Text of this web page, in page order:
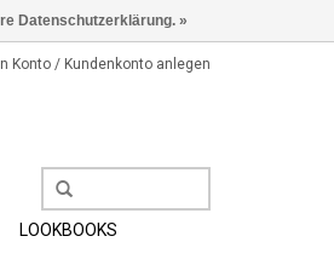
Konto / Kundenkonto anlegen
LOOKBOOKS
Datenschutzerklärung. »